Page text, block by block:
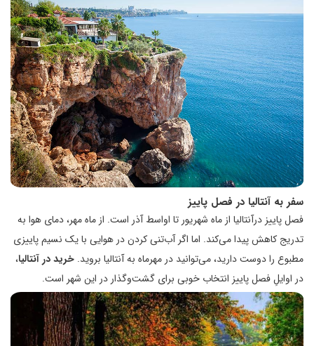
سفر به آنتالیا در فصل پاییز
فصل پاییز درآنتالیا از ماه شهریور تا اواسط آذر است. از ماه مهر، دمای هوا به
تدریج کاهش پیدا می‌کند. اما اگر آب‌تنی کردن در هوایی با یک نسیم پاییزی
مطبوع را دوست دارید، می‌توانید در مهرماه به آنتالیا بروید. خرید در آنتالیا،
در اوایلِ فصل پاییز انتخاب خوبی برای گشت‌وگذار در این شهر است.